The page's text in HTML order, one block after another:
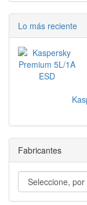
Lo más reciente
Fabricantes